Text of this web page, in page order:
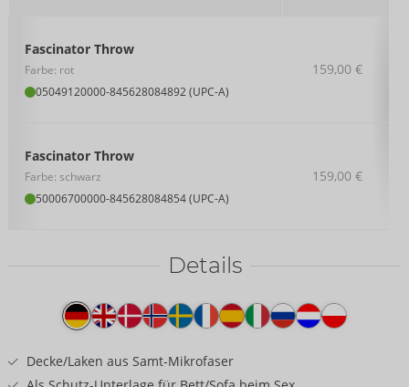
Fascinator Throw
Farbe: rot
05049120000-845628084892 (UPC-A)
159,00 €
Fascinator Throw
Farbe: schwarz
50006700000-845628084854 (UPC-A)
159,00 €
Details
Produkttext
Decke/Laken aus Samt-Mikrofaser